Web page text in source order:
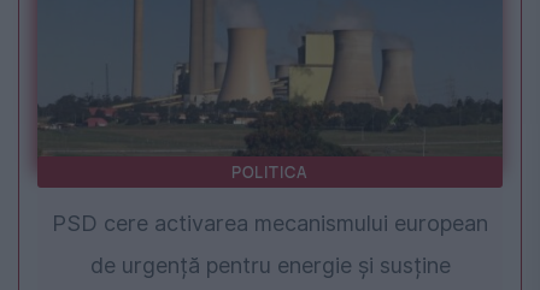
POLITICA
PSD cere activarea mecanismului european
de urgență pentru energie și susține